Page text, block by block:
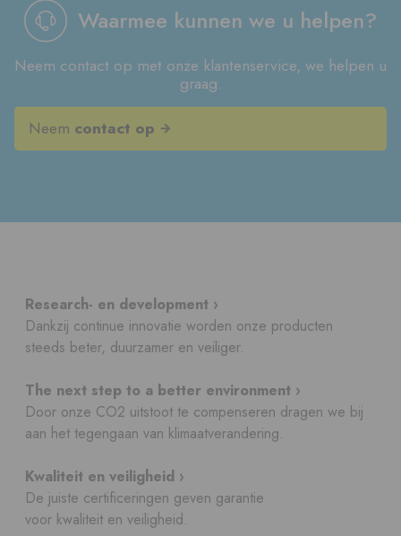
Waarmee kunnen we u helpen?
Neem contact op met onze klantenservice, we helpen u
graag.
Neem contact op
Research- en development ›
Dankzij continue innovatie worden onze producten
steeds beter, duurzamer en veiliger.
The next step to a better environment ›
Door onze CO2 uitstoot te compenseren dragen we bij
aan het tegengaan van klimaatverandering.
Kwaliteit en veiligheid ›
De juiste certificeringen geven garantie
voor kwaliteit en veiligheid.